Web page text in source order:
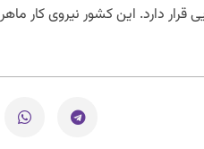
دارد. این کشور نیروی کار ماهر